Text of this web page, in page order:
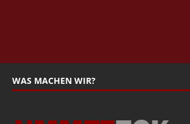
WAS MACHEN WIR?